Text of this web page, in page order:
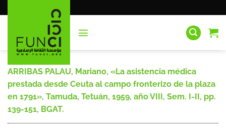
al
ARRIBAS PALAU, Mariano, «La asistencia médica
prestada desde Ceuta al campo fronterizo de la plaza
en 1791», Tamuda, Tetuán, 1959, año VIII, Sem. I-II, pp.
139-151, BGAT.